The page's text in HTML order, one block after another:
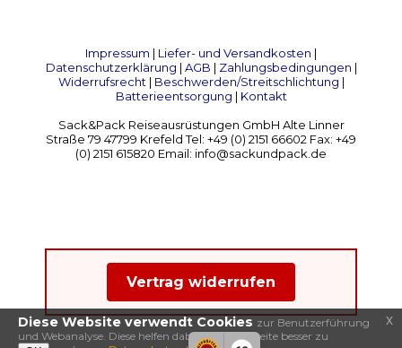
Impressum | Liefer- und Versandkosten |
Datenschutzerklärung | AGB | Zahlungsbedingungen |
Widerrufsrecht | Beschwerden/Streitschlichtung |
Batterieentsorgung | Kontakt
Sack&Pack Reiseausrüstungen GmbH Alte Linner
Straße 79 47799 Krefeld Tel: +49 (0) 2151 66602 Fax: +49
(0) 2151 615820 Email: info@sackundpack.de
Vertrag widerrufen
Diese Website verwendt Cookies zur Benutzerführung
und Webanalyse. Diese helfen dabei, diese Webseite besser zu
x